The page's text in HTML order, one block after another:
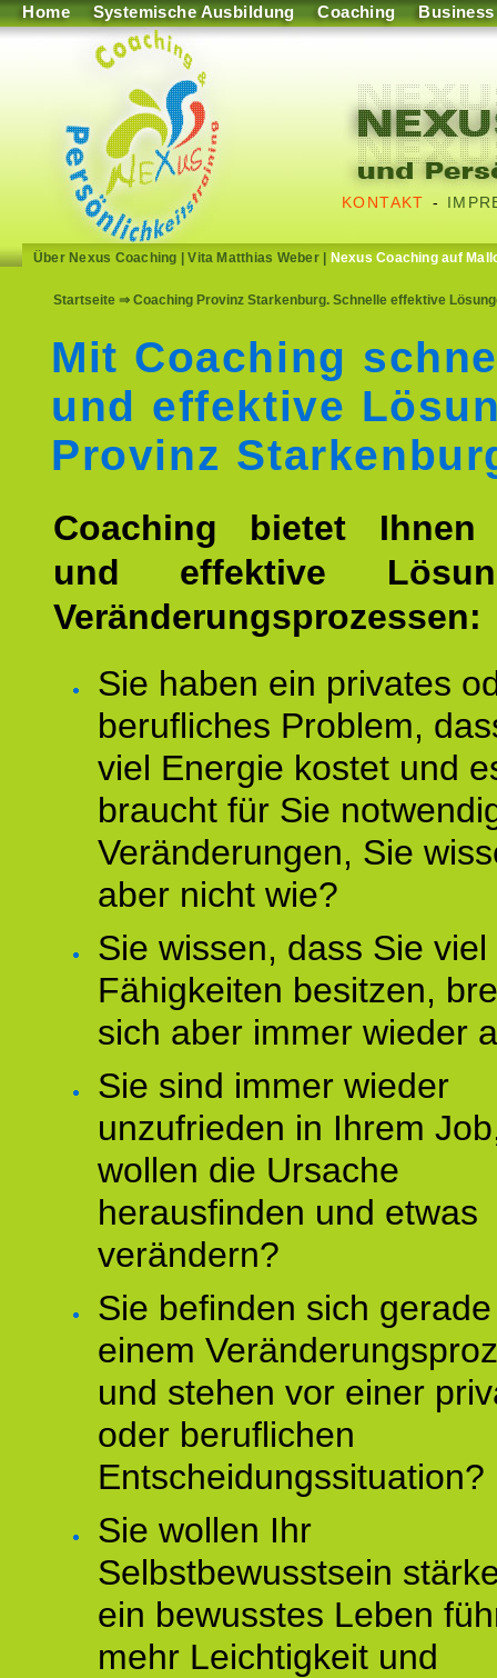
Home Systemische Ausbildung Coaching Business
KONTAKT -
Über Nexus Coaching |Vita Matthias Weber| Nexus Coaching auf
Startseite ⇒ Coaching Provinz Starkenburg. Schnelle effektive
Mit Coaching
und effektive
Provinz
Coaching bietet Ihnen
und effektive
Veränderungsprozessen:
Sie haben ein privates
berufliches Problem,
viel Energie kostet und
braucht für Sie
Veränderungen, Sie
aber nicht wie?
Sie wissen, dass Sie
Fähigkeiten besitzen,
sich aber immer wieder
Sie sind immer wieder
unzufrieden in Ihrem
wollen die Ursache
herausfinden und etwas
verändern?
Sie befinden sich
einem
und stehen vor einer
oder beruflichen
Entscheidungssituation?
Sie wollen Ihr
Selbstbewusstsein
ein bewusstes Leben
mehr Leichtigkeit und